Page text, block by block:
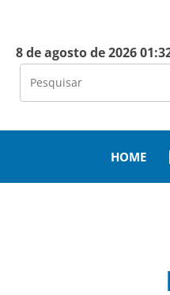
8 de agosto de 2026
HOME